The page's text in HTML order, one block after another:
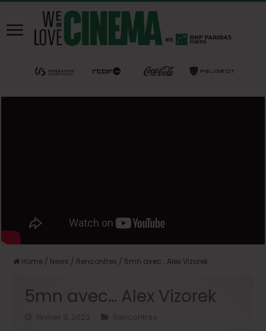
Home / News / Rencontres / 5mn avec… Alex Vizorek
5mn avec… Alex Vizorek
février 3, 2022
Rencontres